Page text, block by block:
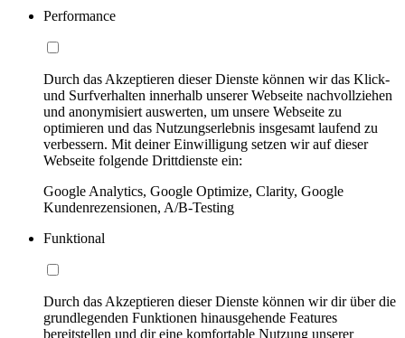
Performance
Durch das Akzeptieren dieser Dienste können wir das Klick-
und Surfverhalten innerhalb unserer Webseite nachvollziehen
und anonymisiert auswerten, um unsere Webseite zu
optimieren und das Nutzungserlebnis insgesamt laufend zu
verbessern. Mit deiner Einwilligung setzen wir auf dieser
Webseite folgende Drittdienste ein:
Google Analytics, Google Optimize, Clarity, Google
Kundenrezensionen, A/B-Testing
Funktional
Durch das Akzeptieren dieser Dienste können wir dir über die
grundlegenden Funktionen hinausgehende Features
bereitstellen und dir eine komfortable Nutzung unserer